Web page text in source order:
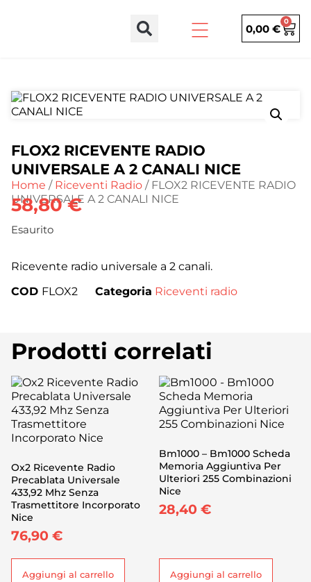
0,00 €
0
FLOX2 RICEVENTE RADIO
UNIVERSALE A 2 CANALI NICE
Home / Riceventi Radio / FLOX2 RICEVENTE RADIO
UNIVERSALE A 2 CANALI NICE
58,80€
Esaurito
Ricevente radio universale a 2 canali.
COD FLOX2 Categoria Riceventi radio
Prodotti correlati
Ox2 Ricevente Radio
Precablata Universale
433,92 Mhz Senza
Trasmettitore Incorporato
Nice
76,90 €
Aggiungi al carrello
Bm1000 – Bm1000 Scheda
Memoria Aggiuntiva Per
Ulteriori 255 Combinazioni
Nice
28,40 €
Aggiungi al carrello